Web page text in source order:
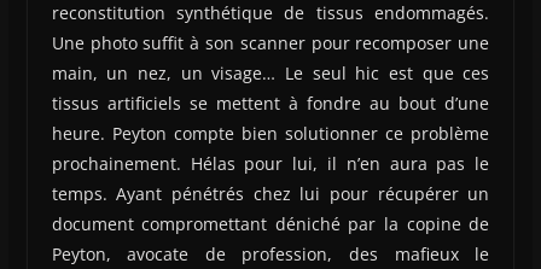
reconstitution synthétique de tissus endommagés.
Une photo suffit à son scanner pour recomposer une
main, un nez, un visage… Le seul hic est que ces
tissus artificiels se mettent à fondre au bout d’une
heure. Peyton compte bien solutionner ce problème
prochainement. Hélas pour lui, il n’en aura pas le
temps. Ayant pénétrés chez lui pour récupérer un
document compromettant déniché par la copine de
Peyton, avocate de profession, des mafieux le